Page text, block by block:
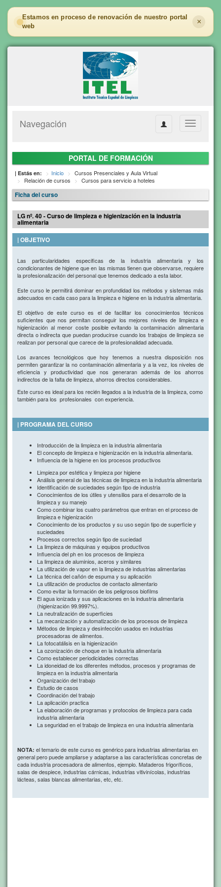
Estamos en proceso de renovación de nuestro portal
web
×
Toggle
Navegación
PORTAL DE FORMACIÓN
| Estás en: Inicio
Cursos Presenciales y Aula Virtual
Relación de cursos
Cursos para servicio a hoteles
Ficha del curso
LG nº. 40 - Curso de limpieza e higienización en la industria
alimentaria
| OBJETIVO
Las particularidades especificas de la industria alimentaria y los
condicionantes de higiene que en las mismas tienen que observarse, requiere
la profesionalización del personal que tenemos dedicado a esta labor.
Este curso le permitirá dominar en profundidad los métodos y sistemas más
adecuados en cada caso para la limpieza e higiene en la industria alimentaria.
El objetivo de este curso es el de facilitar los conocimientos técnicos
suficientes que nos permitan conseguir los mejores niveles de limpieza e
higienización al menor coste posible evitando la contaminación alimentaria
directa o indirecta que puedan producirse cuando los trabajos de limpieza se
realizan por personal que carece de la profesionalidad adecuada.
Los avances tecnológicos que hoy tenemos a nuestra disposición nos
permiten garantizar la no contaminación alimentaria y a la vez, los niveles de
eficiencia y productividad que nos generaran además de los ahorros
indirectos de la falta de limpieza, ahorros directos considerables.
Este curso es ideal para los recién llegados a la industria de la limpieza, como
también para los profesionales con experiencia.
| PROGRAMA DEL CURSO
Introducción de la limpieza en la industria alimentaria
El concepto de limpieza e higienización en la industria alimentaria.
Influencia de la higiene en los procesos productivos
Limpieza por estética y limpieza por higiene
Análisis general de las técnicas de limpieza en la industria alimentaria
Identificación de suciedades según tipo de industria
Conocimientos de los útiles y utensilios para el desarrollo de la
limpieza y su manejo
Como combinar los cuatro parámetros que entran en el proceso de
limpieza e higienización
Conocimiento de los productos y su uso según tipo de superficie y
suciedades
Procesos correctos según tipo de suciedad
La limpieza de máquinas y equipos productivos
Influencia del ph en los procesos de limpieza
La limpieza de aluminios, aceros y similares
La utilización de vapor en la limpieza de industrias alimentarias
La técnica del cañón de espuma y su aplicación
La utilización de productos de contacto alimentario
Como evitar la formación de los peligrosos biofilms
El agua ionizada y sus aplicaciones en la industria alimentaria
(higienización 99.9997%).
La neutralización de superficies
La mecanización y automatización de los procesos de limpieza
Métodos de limpieza y desinfección usados en industrias
procesadoras de alimentos.
La fotocatálisis en la higienización
La ozonización de choque en la industria alimentaria
Como establecer periodicidades correctas
La idoneidad de los diferentes métodos, procesos y programas de
limpieza en la industria alimentaria
Organización del trabajo
Estudio de casos
Coordinación del trabajo
La aplicación practica
La elaboración de programas y protocolos de limpieza para cada
industria alimentaria
La seguridad en el trabajo de limpieza en una industria alimentaria
NOTA: el temario de este curso es genérico para industrias alimentarias en
general pero puede ampliarse y adaptarse a las características concretas de
cada industria procesadora de alimentos, ejemplo. Mataderos frigoríficos,
salas de despiece, industrias cárnicas, industrias vitivinícolas, industrias
lácteas, salas blancas alimentarias, etc, etc.